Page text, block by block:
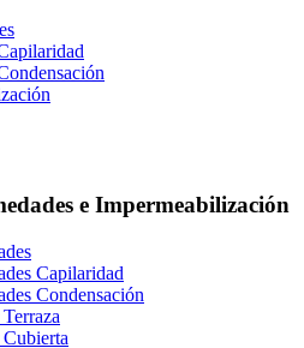
e Impermeabilización
Capilaridad
Condensación